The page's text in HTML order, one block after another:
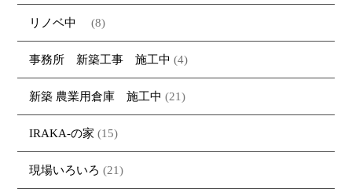
リノベ中 (8)
事務所 新築工事 施工中 (4)
新築 農業用倉庫 施工中 (21)
IRAKA-の家 (15)
現場いろいろ (21)